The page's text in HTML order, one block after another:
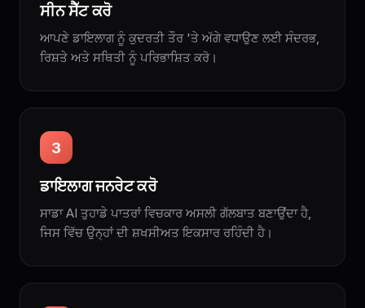
ਸੀਨ ਸੈੱਟ ਕਰੋ
ਆਪਣੇ ਡਾਇਲਾਗ ਨੂੰ ਕੁਦਰਤੀ ਤੌਰ 'ਤੇ ਅੱਗੇ ਵਧਾਉਣ ਲਈ ਸੰਦਰਭ,
ਰਿਸ਼ਤੇ ਅਤੇ ਸਥਿਤੀ ਨੂੰ ਪਰਿਭਾਸ਼ਿਤ ਕਰੋ।
3
ਡਾਇਲਾਗ ਜਨਰੇਟ ਕਰੋ
ਸਾਡਾ AI ਤੁਹਾਡੇ ਪਾਤਰਾਂ ਵਿਚਕਾਰ ਅਸਲੀ ਗੱਲਬਾਤ ਬਣਾਉਂਦਾ ਹੈ,
ਜਿਸ ਵਿੱਚ ਉਨ੍ਹਾਂ ਦੀ ਸ਼ਖਸੀਅਤ ਇਕਸਾਰ ਰਹਿੰਦੀ ਹੈ।